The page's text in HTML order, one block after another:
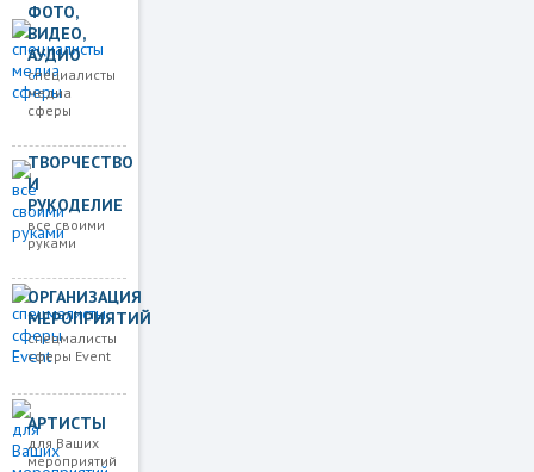
ФОТО,
ВИДЕО,
АУДИО
специалисты
медиа
сферы
ТВОРЧЕСТВО
И
РУКОДЕЛИЕ
все своими
руками
ОРГАНИЗАЦИЯ
МЕРОПРИЯТИЙ
спецмалисты
сферы Event
АРТИСТЫ
для Ваших
мероприятий